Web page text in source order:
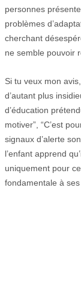
personnes
problèmes
cherchant
ne semble pouvoir
Si tu veux mon
d’autant plus
d’éducation
motiver”, “C’est
signaux d’alerte
l’enfant apprend
uniquement pour
fondamentale à